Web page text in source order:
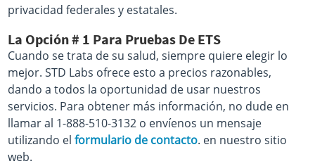
privacidad federales y estatales.
La Opción # 1 Para Pruebas De ETS
Cuando se trata de su salud, siempre quiere elegir lo
mejor. STD Labs ofrece esto a precios razonables,
dando a todos la oportunidad de usar nuestros
servicios. Para obtener más información, no dude en
llamar al 1-888-510-3132 o envíenos un mensaje
utilizando elformulario de contacto. en nuestro sitio
web.